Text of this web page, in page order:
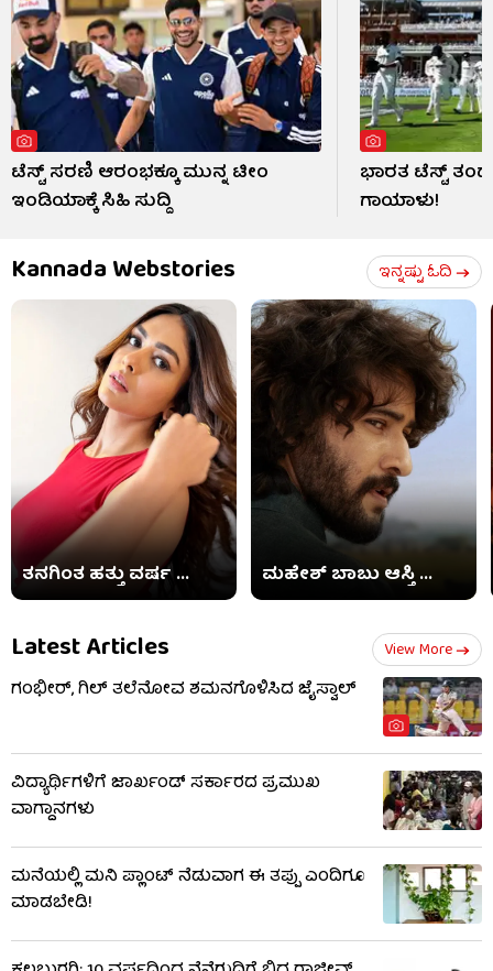
ಟೆಸ್ಟ್ ಸರಣಿ ಆರಂಭಕ್ಕೂ ಮುನ್ನ ಟೀಂ
ಇಂಡಿಯಾಕ್ಕೆ ಸಿಹಿ ಸುದ್ದಿ
ಭಾರತ ಟೆಸ್ಟ್
ಗಾಯಾಳು!
Kannada Webstories ಇನ್ನಷ್ಟು ಓದಿ
ತನಗಿಂತ ಹತ್ತು ವರ್ಷ ... ಮಹೇಶ್ ಬಾಬು ಆಸ್ತಿ ...
Latest Articles View More
ಗಂಭೀರ್, ಗಿಲ್ ತಲೆನೋವ ಶಮನಗೊಳಿಸಿದ ಜೈಸ್ವಾಲ್
ವಿದ್ಯಾರ್ಥಿಗಳಿಗೆ ಜಾರ್ಖಂಡ್ ಸರ್ಕಾರದ ಪ್ರಮುಖ
ವಾಗ್ದಾನಗಳು
ಮನೆಯಲ್ಲಿ ಮನಿ ಪ್ಲಾಂಟ್ ನೆಡುವಾಗ ಈ ತಪ್ಪು ಎಂದಿಗೂ
ಮಾಡಬೇಡಿ!